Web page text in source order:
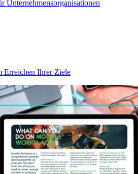
Unternehmensorganisationen
Erreichen Ihrer Ziele